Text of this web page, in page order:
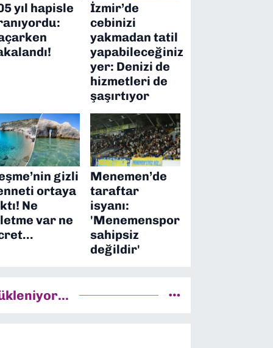
yıl hapisle
İzmir’de
cebinizi
yakmadan tatil
yapabileceğiniz
yer: Denizi de
hizmetleri de
şaşırtıyor
gizli
ortaya
Ne
var ne
Menemen’de
taraftar
isyanı:
'Menemenspor
sahipsiz
değildir'